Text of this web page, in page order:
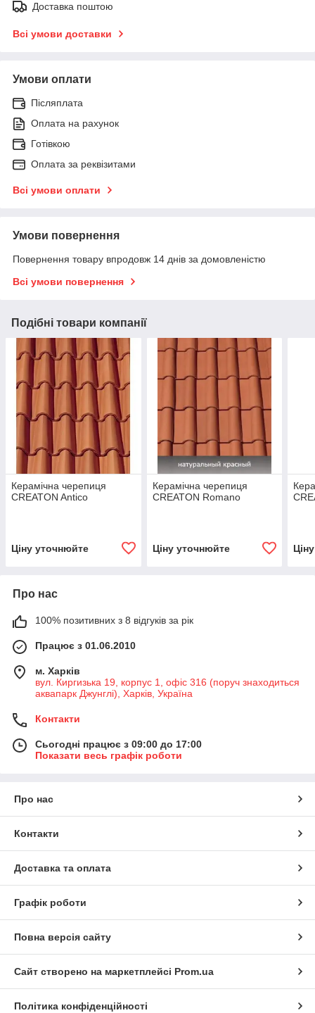
Доставка поштою
Всі умови доставки
Умови оплати
Післяплата
Оплата на рахунок
Готівкою
Оплата за реквізитами
Всі умови оплати
Умови повернення
Повернення товару впродовж 14 днів за домовленістю
Всі умови повернення
Подібні товари компанії
Керамічна черепиця
CREATON Antico
Ціну уточнюйте
Керамічна черепиця
CREATON Romano
Ціну уточнюйте
Про нас
100% позитивних з 8 відгуків за рік
Працює з 01.06.2010
м. Харків
вул. Киргизька 19, корпус 1, офіс 316 (поруч знаходиться
аквапарк Джунглі), Харків, Україна
Контакти
Сьогодні працює з 09:00 до 17:00
Показати весь графік роботи
Про нас
Контакти
Доставка та оплата
Графік роботи
Повна версія сайту
Сайт створено на маркетплейсі Prom.ua
Політика конфіденційності